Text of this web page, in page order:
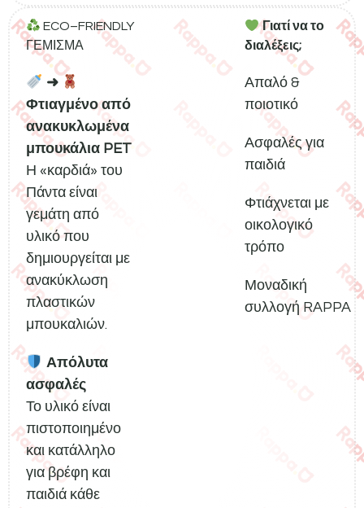
ECO–FRIENDLY
ΓΕΜΙΣΜΑ
➜
Φτιαγμένο από
ανακυκλωμένα
μπουκάλια PET
Η «καρδιά» του
Πάντα είναι
γεμάτη από
υλικό που
δημιουργείται με
ανακύκλωση
πλαστικών
μπουκαλιών.
Απόλυτα
ασφαλές
Το υλικό είναι
πιστοποιημένο
και κατάλληλο
για βρέφη και
παιδιά κάθε
Γιατί να το
διαλέξεις;
Απαλό &
ποιοτικό
Ασφαλές για
παιδιά
Φτιάχνεται με
οικολογικό
τρόπο
Μοναδική
συλλογή RAPPA